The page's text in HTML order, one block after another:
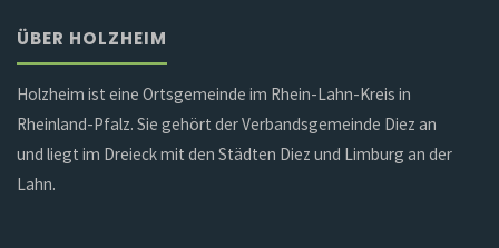
ÜBER HOLZHEIM
Holzheim ist eine Ortsgemeinde im Rhein-Lahn-Kreis in
Rheinland-Pfalz. Sie gehört der Verbandsgemeinde Diez an
und liegt im Dreieck mit den Städten Diez und Limburg an der
Lahn.